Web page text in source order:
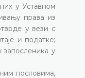
у Уставном
права из
у вези с
и податке;
запосленика у
пословима,